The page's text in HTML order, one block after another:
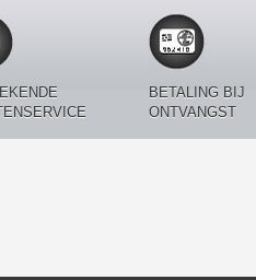
BETALING BIJ
ONTVANGST